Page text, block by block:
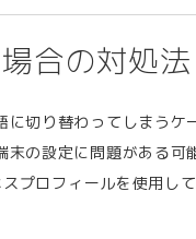
合の対処法
切り替わってしまうケ
の設定に問題がある可
プロフィールを使用し